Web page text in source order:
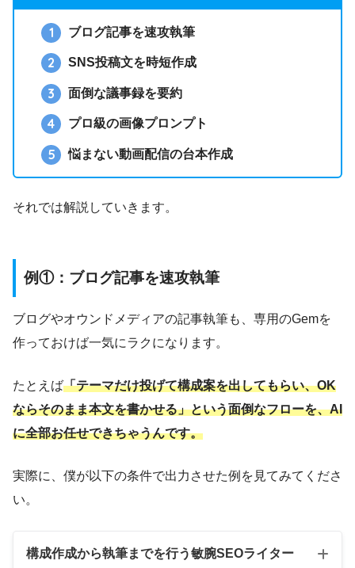
ブログ記事を速攻執筆
SNS投稿文を時短作成
面倒な議事録を要約
プロ級の画像プロンプト
悩まない動画配信の台本作成
それでは解説していきます。
例①：ブログ記事を速攻執筆
ブログやオウンドメディアの記事執筆も、専用のGemを
作っておけば一気にラクになります。
たとえば「テーマだけ投げて構成案を出してもらい、OK
ならそのまま本文を書かせる」という面倒なフローを、AI
に全部お任せできちゃうんです。
実際に、僕が以下の条件で出力させた例を見てみてくださ
い。
構成作成から執筆までを行う敏腕SEOライター